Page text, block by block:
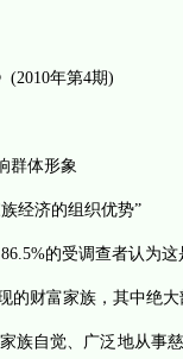
(2010年第4期)
群体形象
经济的组织优势”
的受调查者认为
的财富家族，其中绝
族自觉、广泛地从事